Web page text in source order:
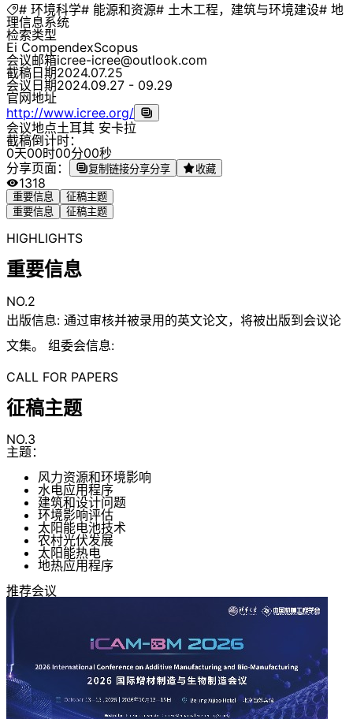
# 环境科学# 能源和资源# 土木工程，建筑与环境建设# 地
理信息系统
检索类型
Ei CompendexScopus
会议邮箱icree-icree@outlook.com
截稿日期2024.07.25
会议日期2024.09.27 - 09.29
官网地址
http://www.icree.org/
会议地点土耳其 安卡拉
截稿倒计时：
0天00时00分00秒
分享页面：
复制链接分享分享 收藏
1318
重要信息
征稿主题
重要信息
征稿主题
HIGHLIGHTS
重要信息
NO.2
出版信息: 通过审核并被录用的英文论文，将被出版到会议论
文集。 组委会信息:
CALL FOR PAPERS
征稿主题
NO.3
主题：
风力资源和环境影响
水电应用程序
建筑和设计问题
环境影响评估
太阳能电池技术
农村光伏发展
太阳能热电
地热应用程序
推荐会议